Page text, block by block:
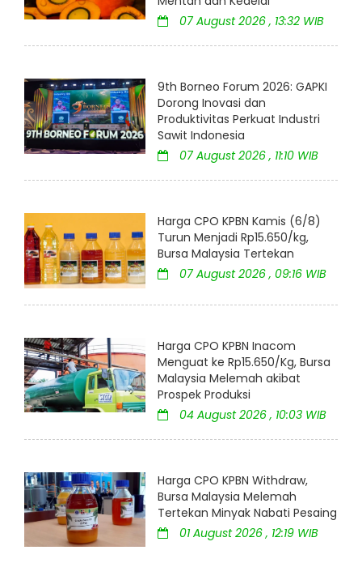
07 August 2026 , 13:32 WIB
9th Borneo Forum 2026: GAPKI
Dorong Inovasi dan
Produktivitas Perkuat Industri
Sawit Indonesia
07 August 2026 , 11:10 WIB
Harga CPO KPBN Kamis (6/8)
Turun Menjadi Rp15.650/kg,
Bursa Malaysia Tertekan
07 August 2026 , 09:16 WIB
Harga CPO KPBN Inacom
Menguat ke Rp15.650/Kg, Bursa
Malaysia Melemah akibat
Prospek Produksi
04 August 2026 , 10:03 WIB
Harga CPO KPBN Withdraw,
Bursa Malaysia Melemah
Tertekan Minyak Nabati Pesaing
01 August 2026 , 12:19 WIB